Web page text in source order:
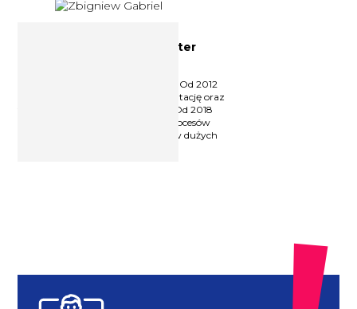
Trener, Coach, Scrum Master
Praktyk poparty doświadczeniem. Od 2012
roku szkoli zespoły, prowadzi rekrutację oraz
tworzy standardy obsługi klienta. Od 2018
roku pracuje nad optymalizacją procesów
oraz wdraża zarządzanie zwinne w dużych